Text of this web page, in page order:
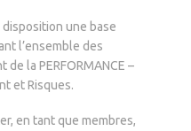
une base
l’ensemble des
la PERFORMANCE –
et Risques.
en tant que membres,